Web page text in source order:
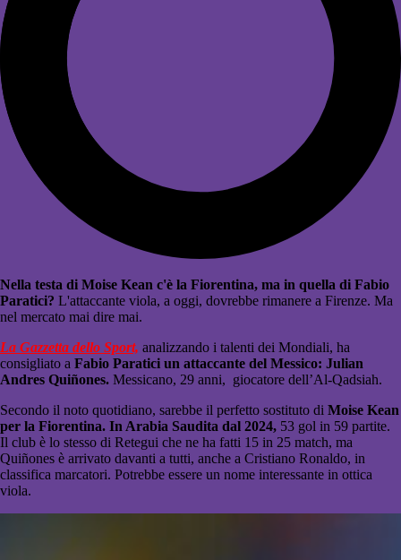
Nella testa di Moise Kean c'è la Fiorentina, ma in quella di Fabio
Paratici? L'attaccante viola, a oggi, dovrebbe rimanere a Firenze. Ma
nel mercato mai dire mai.
La Gazzetta dello Sport, analizzando i talenti dei Mondiali, ha
consigliato a Fabio Paratici un attaccante del Messico: Julian
Andres Quiñones. Messicano, 29 anni, giocatore dell’Al-Qadsiah.
Secondo il noto quotidiano, sarebbe il perfetto sostituto di Moise Kean
per la Fiorentina. In Arabia Saudita dal 2024, 53 gol in 59 partite.
Il club è lo stesso di Retegui che ne ha fatti 15 in 25 match, ma
Quiñones è arrivato davanti a tutti, anche a Cristiano Ronaldo, in
classifica marcatori. Potrebbe essere un nome interessante in ottica
viola.